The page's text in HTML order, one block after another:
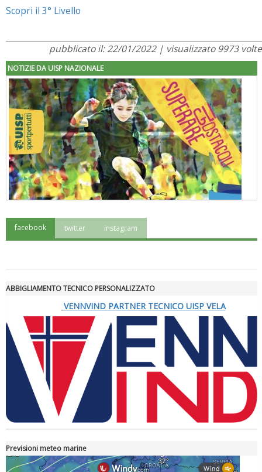
Scopri il 3° Livello
pubblicato il: 22/01/2022 | visualizzato 9973 volte
NOTIZIE DA UISP NAZIONALE
"Superare gli ostacoli": la relazione di Tiziano Pesce al CN Uisp
Luglio 2026: "Pensando con i piedi, si possono fare le
rivoluzioni"
facebook twitter instagram
ABBIGLIAMENTO TECNICO PERSONALIZZATO
VENNVIND PARTNER TECNICO UISP VELA
Previsioni meteo marine